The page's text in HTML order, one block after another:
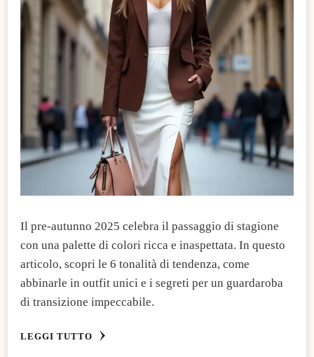
Il pre-autunno 2025 celebra il passaggio di stagione
con una palette di colori ricca e inaspettata. In questo
articolo, scopri le 6 tonalità di tendenza, come
abbinarle in outfit unici e i segreti per un guardaroba
di transizione impeccabile.
LEGGI TUTTO